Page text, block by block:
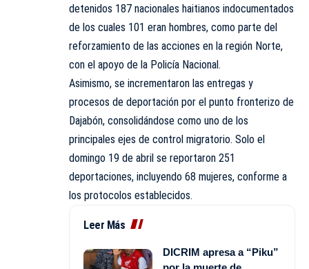
detenidos 187 nacionales haitianos indocumentados
de los cuales 101 eran hombres, como parte del
reforzamiento de las acciones en la región Norte,
con el apoyo de la Policía Nacional.
Asimismo, se incrementaron las entregas y
procesos de deportación por el punto fronterizo de
Dajabón, consolidándose como uno de los
principales ejes de control migratorio. Solo el
domingo 19 de abril se reportaron 251
deportaciones, incluyendo 68 mujeres, conforme a
los protocolos establecidos.
Leer Más
DICRIM apresa a “Piku”